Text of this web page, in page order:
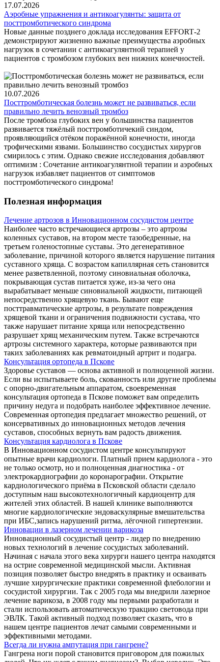
17.07.2026
Аэробные упражнения и антикоагулянты: защита от
посттромботического синдрома
Новые данные позднего доклада исследования EFFORT‑2
демонстрируют жизненно важные преимущества аэробных
нагрузок в сочетании с антикоагулянтной терапией у
пациентов с тромбозом глубоких вен нижних конечностей.
10.07.2026
Посттромботическая болезнь может не развиваться, если
правильно лечить венозный тромбоз
После тромбоза глубоких вен у большинства пациентов
развивается тяжёлый посттромботичекий синдом,
проявляющийся отёком поражённой конечности, иногда
трофическими язвами. Большинство сосудистых хирургов
смирилось с этим. Однако свежие исследования добавляют
оптимизм : Сочетание антикоагулянтной терапии и аэробных
нагрузок избавляет пациентов от симптомов
посттромботического синдрома!
Полезная информация
Лечение артрозов в Инновационном сосудистом центре
Наиболее часто встречающиеся артрозы – это артрозы
коленных суставов, на втором месте тазобедренные, на
третьем голеностопные суставы. Это дегенеративное
заболевание, причиной которого является нарушение питания
суставного хряща. С возрастом капиллярная сеть становится
менее разветвленной, поэтому синовиальная оболочка,
покрывающая сустав питается хуже, из-за чего она
вырабатывает меньше синовиальной жидкости, питающей
непосредственно хрящевую ткань. Бывают еще
посттравматические артрозы, в результате повреждения
хрящевой ткани и ограничения подвижности сустава, что
также нарушает питание хряща или непосредственно
разрушает хрящ механическим путем. Также встречаются
артрозы системного характера, которые развиваются при
таких заболеваниях как ревматоидный артрит и подагра.
Консультация ортопеда в Пскове
Здоровье суставов — основа активной и полноценной жизни.
Если вы испытываете боль, скованность или другие проблемы
с опорно-двигательным аппаратом, своевременная
консультация ортопеда в Пскове поможет вам определить
причину недуга и подобрать наиболее эффективное лечение.
Современная ортопедия предлагает множество решений, от
консервативных до инновационных методов лечения
суставов, способных вернуть вам радость движения.
Консультация кардиолога в Пскове
В Инновационном сосудистом центре консультируют
опытные врачи кардиологи. Платный прием кардиолога - это
не только осмотр, но и полноценная диагностика - от
электрокардиографии до коронарографии. Открытие
кардиологического приёма в Псковской области сделало
доступным наш высокотехнологичный кардиоцентр для
жителей этих областей. В нашей клинике выполняются
многие кардиологические эндоваскулярные вмешательства
при ИБС,запись нарушений ритма, лёгочной гипертензии.
Инновации в лазерном лечении варикоза
Инновационный сосудистый центр - лидер по внедрению
новых технологий в лечение сосудистых заболеваний.
Начиная с начала этого века хирурги нашего центра находятся
на острие современной медицинской мысли. Активная
позиция позволяет быстро внедрять в практику и осваивать
лучшие хирургические практики современной флебологии и
сосудистой хирургии. Так с 2005 года мы внедрили лазерное
лечение варикоза, в 2008 году мы первыми разработали и
стали использовать автоматическую тракцию световода при
ЭВЛК. Такой активный подход позволяет сказать, что в
нашем центре пациентов лечат самыми современными и
эффективными методами.
Всегда ли нужна ампутация при гангрене?
Гангрена ноги порой становится приговором для пожилых